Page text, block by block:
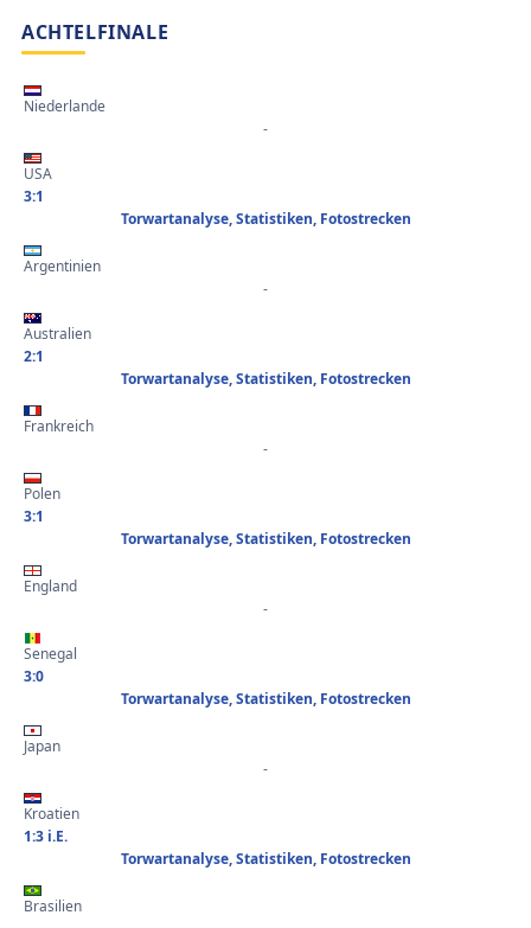
ACHTELFINALE
Niederlande
-
USA
3:1
Torwartanalyse, Statistiken, Fotostrecken
Argentinien
-
Australien
2:1
Torwartanalyse, Statistiken, Fotostrecken
Frankreich
-
Polen
3:1
Torwartanalyse, Statistiken, Fotostrecken
England
-
Senegal
3:0
Torwartanalyse, Statistiken, Fotostrecken
Japan
-
Kroatien
1:3 i.E.
Torwartanalyse, Statistiken, Fotostrecken
Brasilien